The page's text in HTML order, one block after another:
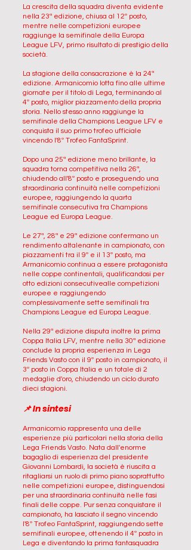
La crescita della squadra diventa evidente
nella 23ª edizione, chiusa al 12º posto,
mentre nelle competizioni europee
raggiunge la semifinale della Europa
League LFV, primo risultato di prestigio della
società.
La stagione della consacrazione è la 24ª
edizione. Armanicomio lotta fino alle ultime
giornate per il titolo di Lega, terminando al
4º posto, miglior piazzamento della propria
storia. Nello stesso anno raggiunge la
semifinale della Champions League LFV e
conquista il suo primo trofeo ufficiale
vincendo l'8º Trofeo FantaSprint.
Dopo una 25ª edizione meno brillante, la
squadra torna competitiva nella 26ª,
chiudendo all'8º posto e proseguendo una
straordinaria continuità nelle competizioni
europee, raggiungendo la quarta
semifinale consecutiva tra Champions
League ed Europa League.
Le 27ª, 28ª e 29ª edizione confermano un
rendimento altalenante in campionato, con
piazzamenti tra il 9º e il 13º posto, ma
Armanicomio continua a essere protagonista
nelle coppe continentali, qualificandosi per
otto edizioni consecutivealle competizioni
europee e raggiungendo
complessivamente sette semifinali tra
Champions League ed Europa League.
Nella 29ª edizione disputa inoltre la prima
Coppa Italia LFV, mentre nella 30ª edizione
conclude la propria esperienza in Lega
Friends Vasto con il 9º posto in campionato, il
3º posto in Coppa Italia e un totale di 2
medaglie d'oro, chiudendo un ciclo durato
dieci stagioni.
📌 In sintesi
Armanicomio rappresenta una delle
esperienze più particolari nella storia della
Lega Friends Vasto. Nata dall'enorme
bagaglio di esperienza del presidente
Giovanni Lombardi, la società è riuscita a
ritagliarsi un ruolo di primo piano soprattutto
nelle competizioni europee, distinguendosi
per una straordinaria continuità nelle fasi
finali delle coppe. Pur senza conquistare il
campionato, ha lasciato il segno vincendo
l'8º Trofeo FantaSprint, raggiungendo sette
semifinali europee, ottenendo il 4º posto in
Lega e diventando la prima fantasquadra